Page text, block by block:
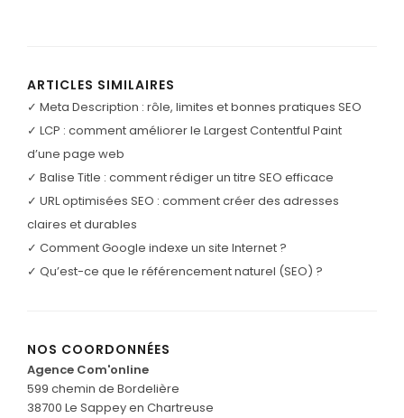
ARTICLES SIMILAIRES
✓ Meta Description : rôle, limites et bonnes pratiques SEO
✓ LCP : comment améliorer le Largest Contentful Paint
d’une page web
✓ Balise Title : comment rédiger un titre SEO efficace
✓ URL optimisées SEO : comment créer des adresses
claires et durables
✓ Comment Google indexe un site Internet ?
✓ Qu’est-ce que le référencement naturel (SEO) ?
NOS COORDONNÉES
Agence Com'online
599 chemin de Bordelière
38700 Le Sappey en Chartreuse